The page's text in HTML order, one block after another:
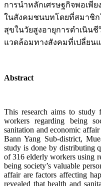
การนำหลักเศรษฐกิจพอเพี
ในสังคมชนบทโดยที่สมาชิ
สุขในวัยสูงอายุการดำเนิน
แวดล้อมทางสังคมที่เปลี่ยน
Abstract
This research aims to study
workers regarding being
sanitation and economic
Bann Yang Sub-district,
study is done by distributing
of 316 elderly workers using
being society’s valuable
affair are factors affecting
revealed that health and